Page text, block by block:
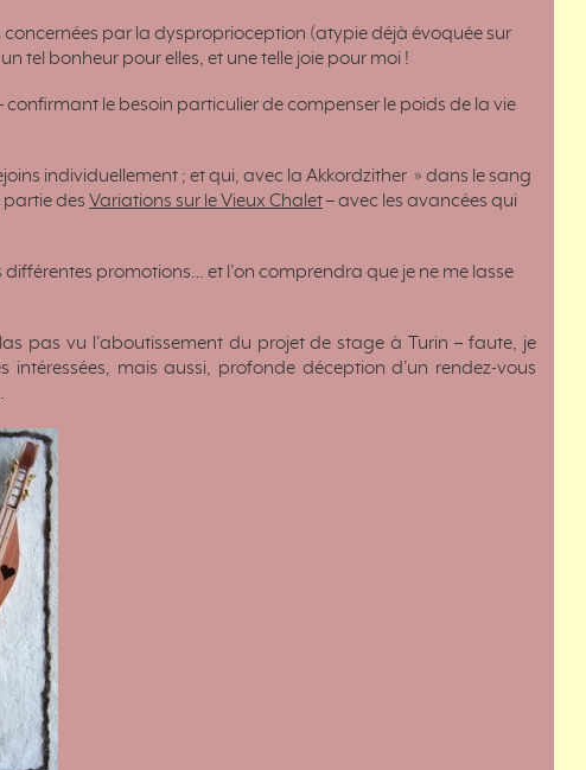
par la dysproprioception (atypie déjà évoquée sur
tel bonheur pour elles, et une telle joie pour moi !
le besoin particulier de compenser le poids de la vie
individuellement ; et qui, avec la Akkordzither » dans le sang
des Variations sur le Vieux Chalet– avec les avancées qui
promotions… et l’on comprendra que je ne me lasse
pas vu l’aboutissement du projet de stage à Turin – faute, je
mais aussi, profonde déception d’un rendez-vous